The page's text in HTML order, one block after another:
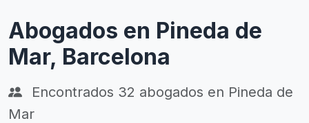
Abogados en Pineda de
Mar, Barcelona
Encontrados 32 abogados en Pineda de
Mar